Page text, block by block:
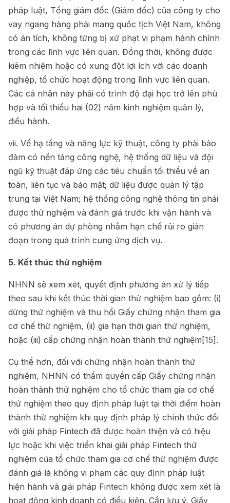
pháp luật, Tổng giám đốc (Giám đốc) của công ty cho
vay ngang hàng phải mang quốc tịch Việt Nam, không
có án tích, không từng bị xử phạt vi phạm hành chính
trong các lĩnh vực liên quan. Đồng thời, không được
kiêm nhiệm hoặc có xung đột lợi ích với các doanh
nghiệp, tổ chức hoạt động trong lĩnh vực liên quan.
Các cá nhân này phải có trình độ đại học trở lên phù
hợp và tối thiểu hai (02) năm kinh nghiệm quản lý,
điều hành.
vii. Về hạ tầng và năng lực kỹ thuật, công ty phải bảo
đảm có nền tảng công nghệ, hệ thống dữ liệu và đội
ngũ kỹ thuật đáp ứng các tiêu chuẩn tối thiểu về an
toàn, liên tục và bảo mật; dữ liệu được quản lý tập
trung tại Việt Nam; hệ thống công nghệ thông tin phải
được thử nghiệm và đánh giá trước khi vận hành và
có phương án dự phòng nhằm hạn chế rủi ro gián
đoạn trong quá trình cung ứng dịch vụ.
5. Kết thúc thử nghiệm
NHNN sẽ xem xét, quyết định phương án xử lý tiếp
theo sau khi kết thúc thời gian thử nghiệm bao gồm: (i)
dừng thử nghiệm và thu hồi Giấy chứng nhận tham gia
cơ chế thử nghiệm, (ii) gia hạn thời gian thử nghiệm,
hoặc (iii) cấp chứng nhận hoàn thành thử nghiệm [15] .
Cụ thể hơn, đối với chứng nhận hoàn thành thử
nghiệm, NHNN có thẩm quyền cấp Giấy chứng nhận
hoàn thành thử nghiệm cho tổ chức tham gia cơ chế
thử nghiệm theo quy định pháp luật tại thời điểm hoàn
thành thử nghiệm khi quy định pháp lý chính thức đối
với giải pháp Fintech đã được hoàn thiện và có hiệu
lực hoặc khi việc triển khai giải pháp Fintech thử
nghiệm của tổ chức tham gia cơ chế thử nghiệm được
đánh giá là không vi phạm các quy định pháp luật
hiện hành và giải pháp Fintech không được xem xét là
hoạt động kinh doanh có điều kiện. Cần lưu ý, Giấy